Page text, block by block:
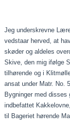
Jeg underskrevne
vedstaar herved, at
skøder og aldeles
Skive, den mig ifølge
tilhørende og i
ansat under Matr. No.
Bygninger med
indbefattet
til Bageriet hørende